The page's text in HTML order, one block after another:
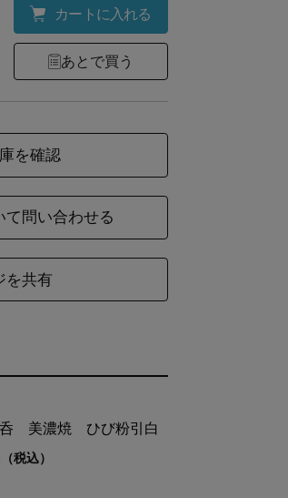
カートに入れる
あとで買う
呑 美濃焼 ひび粉引白
税込）
て問い合わせる
を共有
を確認